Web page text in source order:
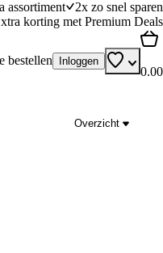
assortiment
2x zo snel sparen
korting met Premium Deals
bestellen Inloggen
0.00
Overzicht